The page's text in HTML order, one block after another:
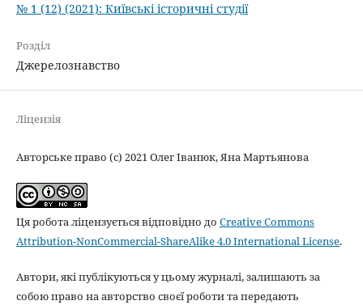
№ 1 (12) (2021): Київські історичні студії
Розділ
Джерелознавство
Ліцензія
Авторське право (c) 2021 Олег Іванюк, Яна Мартьянова
Ця робота ліцензується відповідно до Creative Commons
Attribution-NonCommercial-ShareAlike 4.0 International License.
Автори, які публікуються у цьому журналі, залишають за
собою право на авторство своєї роботи та передають